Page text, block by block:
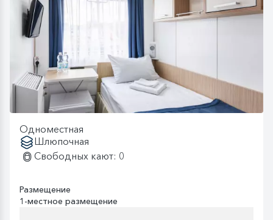
Одноместная
Шлюпочная
Свободных кают: 0
Размещение
1-местное размещение